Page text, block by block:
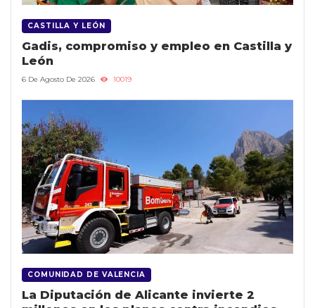
CASTILLA Y LEÓN
Gadis, compromiso y empleo en Castilla y
León
6 De Agosto De 2026 10019
COMUNIDAD DE VALENCIA
La Diputación de Alicante invierte 2